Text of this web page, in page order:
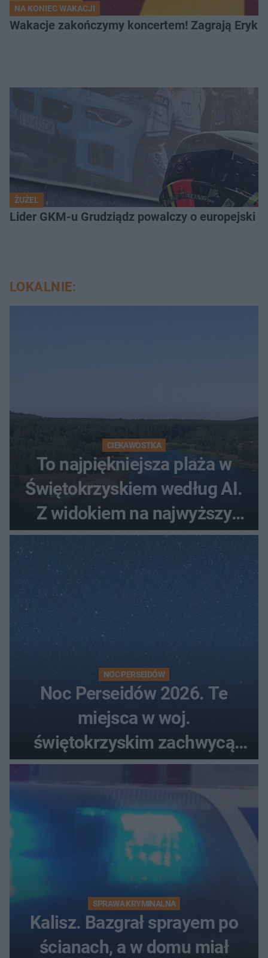
NA KONIEC WAKACJI
Wakacje zakończymy koncertem! Zagrają Eryk
ŻUŻEL
Lider GKM-u Grudziądz powalczy o europejski
LOKALNIE:
CIEKAWOSTKA
To najpiękniejsza plaża w
Świętokrzyskiem według AI.
Z widokiem na najwyższy
szczyt Gór Świętokrzyskich
NOC PERSEIDÓW
Noc Perseidów 2026. Te
miejsca w woj.
świętokrzyskim zachwycą
każdego miłośnika gwiazd
SPRAWA KRYMINALNA
Kalisz. Bazgrał sprayem po
ścianach, a w domu miał